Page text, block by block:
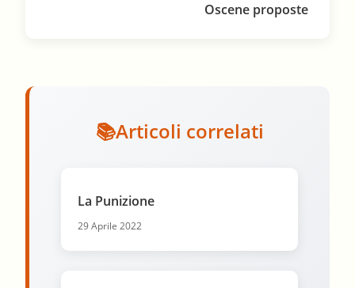
Oscene proposte
Articoli correlati
La Punizione
29 Aprile 2022